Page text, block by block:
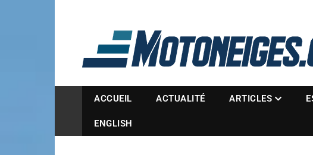
Magazine Motoneiges.ca
ACCUEIL ACTUALITÉ ARTICLES
ENGLISH